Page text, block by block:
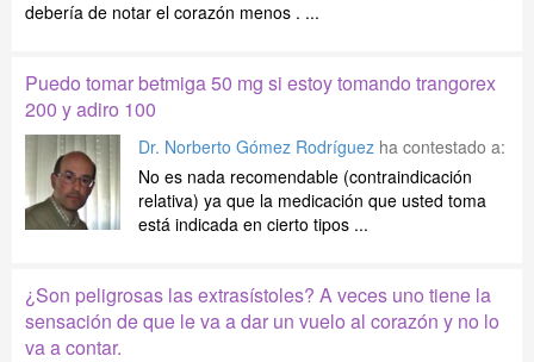
debería de notar el corazón menos . ...
Puedo tomar betmiga 50 mg si estoy tomando trangorex
200 y adiro 100
Dr. Norberto Gómez Rodríguez ha contestado a:
No es nada recomendable (contraindicación
relativa) ya que la medicación que usted toma
está indicada en cierto tipos ...
¿Son peligrosas las extrasístoles? A veces uno tiene la
sensación de que le va a dar un vuelo al corazón y no lo
va a contar.